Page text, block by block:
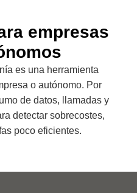
empresas
es una herramienta
o autónomo. Por
de datos, llamadas y
detectar sobrecostes,
poco eficientes.